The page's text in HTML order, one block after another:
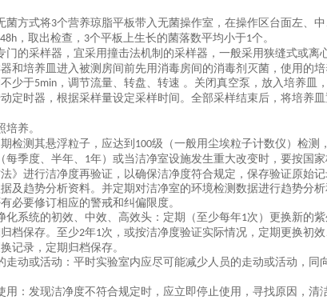
菌方式将3个营养琼脂平板带入无菌操作室，在操作区台面左、
48h ，取出检查， 3个平板上生长的菌落数平均小于1个。
门的采样器，宜采用撞击法机制的采样器，一般采用狭缝式或
和培养皿进入被测房间前先用消毒房间的消毒剂灭菌，使用的
少于5min ，调节流量、转盘、转速 。关闭真空泵，放入培养
定时器，根据采样量设定采样时间。全部采样结束后，将培养皿
培养。
检测其悬浮粒子，应达到 100级（一般用尘埃粒子计数仪）检测
季度、半年、 1年）或当洁净室设施发生重大改变时，要按国
》进行洁净度再验证，以确保洁净度符合规定，保存验证原始
及趋势分析资料。并定期对洁净室的环境检测数据进行趋势分
必要修订相应的警戒和纠偏限度。
化系统的初效、中效、高效头：定期（至少每年1次）更换新的
档保存。至少2年1次，或按洁净度验证实际情况，定期更换初
记录，定期归档保存。
走动或活动：平时实验室内应尽可能减少人员的走动或活动，
用：发现洁净度不符合规定时，应立即停止使用，寻找原因，